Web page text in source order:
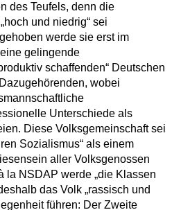
des Teufels, denn die
und niedrig“ sei
werde sie erst im
gelingende
schaffenden“ Deutschen
wobei
Unterschiede als
Diese Volksgemeinschaft sei
Sozialismus“ als einem
aller Volksgenossen
la NSDAP werde „die Klassen
das Volk „rassisch und
führen: Der Zweite